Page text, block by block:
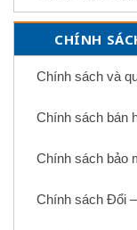
CHÍNH
Chính sách và
Chính sách bán
Chính sách bảo
Chính sách Đổi